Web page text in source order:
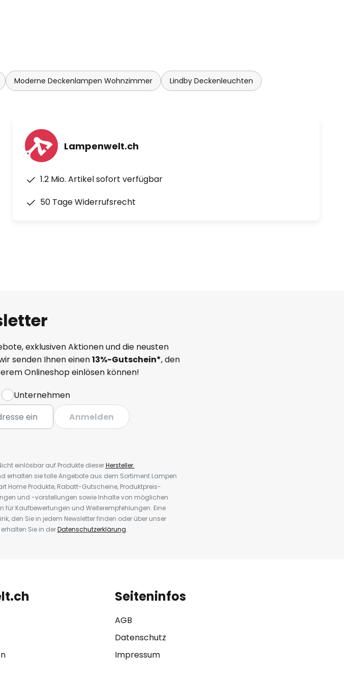
Moderne Deckenlampen Wohnzimmer Lindby Deckenleuchten
Lampenwelt.ch
1.2 Mio. Artikel sofort verfügbar
50 Tage Widerrufsrecht
exklusiven Aktionen und die neusten
senden Ihnen einen13%-Gutschein*, den
Onlineshop einlösen können!
Unternehmen
Anmelden
einlösbar auf Produkte dieserHersteller.
erhalten sie tolle Angebote aus dem Sortiment Lampen
Home Produkte, Rabatt-Gutscheine, Produktpreis-
und -vorstellungen sowie Inhalte von möglichen
Kaufbewertungen und Weiterempfehlungen. Eine
den Sie in jedem Newsletter finden oder über unser
Sie in derDatenschutzerklärung.
Seiteninfos
AGB
Datenschutz
Impressum